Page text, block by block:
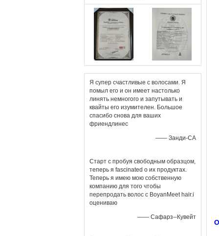
Я супер счастливые с волосами. Я
помыл его и он имеет настолько
линять немногого и запутывать и
квайты его изумителен. Большое
спасибо снова для ваших
фриендлинес
—— Занди-СА
Старт с пробуя свободным образцом,
теперь я fascinated о их продуктах.
Теперь я имею мою собственную
компанию для того чтобы
перепродать волос с BoyanMeet hair.i
оцениваю
—— Сафарз--Кувейт